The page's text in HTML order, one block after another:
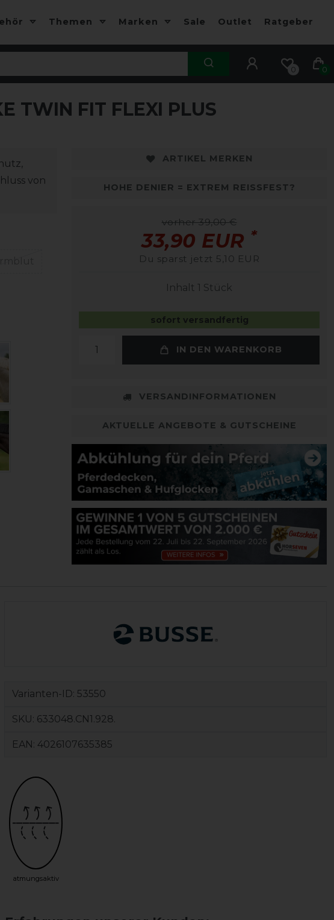
Themen Marken Sale Outlet Ratgeber
0 0
TWIN FIT FLEXI PLUS
von
ARTIKEL MERKEN
HOHE DENIER = EXTREM REISSFEST?
vorher 39,00 €
33,90 EUR *
Du sparst jetzt 5,10 EUR
Inhalt 1 Stück
sofort versandfertig
IN DEN WARENKORB
VERSANDINFORMATIONEN
AKTUELLE ANGEBOTE & GUTSCHEINE
Varianten-ID: 53550
SKU: 633048.CN1.928.
EAN: 4026107635385
atmungsaktiv